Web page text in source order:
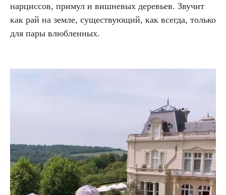
нарциссов, примул и вишневых деревьев. Звучит
как рай на земле, существующий, как всегда, только
для пары влюбленных.